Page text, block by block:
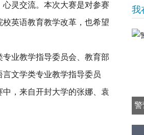
灵交流。本次大赛是对参赛
英语教育教学改革，也希望
业教学指导委员会、教育部
文学类专业教学指导委员
，来自开封大学的张娜、袁
我
警